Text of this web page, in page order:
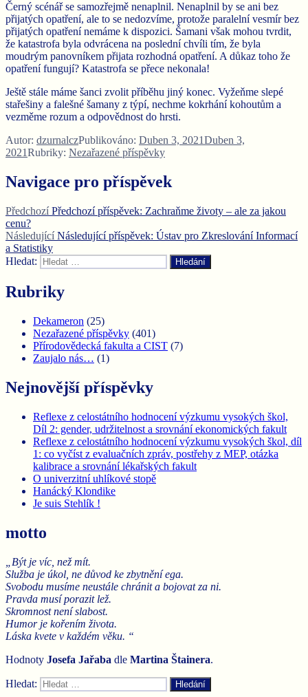
Černý scénář se samozřejmě nenaplnil. Nenaplnil by se ani bez
přijatých opatření, ale to se nedozvíme, protože paralelní vesmír bez
přijatých opatření nemáme k dispozici. Šamani však mohou tvrdit,
že katastrofa byla odvrácena na poslední chvíli tím, že byla
moudrým panovníkem přijata rozhodná opatření. A důkaz toho že
opatření fungují? Katastrofa se přece nekonala!
Ještě stále máme šanci zvolit příběhu jiný konec. Vyžeňme slepé
stařešiny a falešné šamany z týpí, nechme kokrhání kohoutům a
vezměme rozum a odpovědnost do hrsti.
Autor: dzurnalczPublikováno: Duben 3, 2021Duben 3,
2021Rubriky: Nezařazené příspěvky
Navigace pro příspěvek
Předchozí Předchozí příspěvek: Zachraňme životy – ale za jakou
cenu?
Následující Následující příspěvek: Ústav pro Zkreslování Informací
a Statistiky
Hledat:
Hledání
Rubriky
Dekameron (25)
Nezařazené příspěvky (401)
Přírodovědecká fakulta a CIST (7)
Zaujalo nás… (1)
Nejnovější příspěvky
Reflexe z celostátního hodnocení výzkumu vysokých škol,
Díl 2: gender, udržitelnost a srovnání ekonomických fakult
Reflexe z celostátního hodnocení výzkumu vysokých škol, díl
1: co vyčíst z evaluačních zpráv, postřehy z MEP, otázka
kalibrace a srovnání lékařských fakult
O univerzitní uhlíkové stopě
Hanácký Klondike
Je suis Stehlík !
motto
„Být je víc, než mít.
Služba je úkol, ne důvod ke zbytnění ega.
Svobodu musíme neustále chránit a bojovat za ni.
Pravda musí porazit lež.
Skromnost není slabost.
Humor je kořením života.
Láska kvete v každém věku. “
Hodnoty Josefa Jařaba dle Martina Štainera.
Hledat: Hledání